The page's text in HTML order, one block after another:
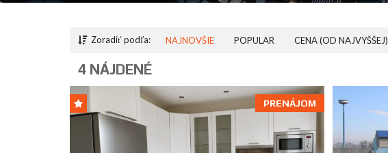
Zoradiť podľa: NAJNOVŠIE POPULAR CENA (OD NAJVYŠŠEJ)
4 NÁJDENÉ
PRENÁJOM